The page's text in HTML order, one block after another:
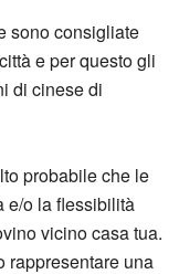
sono consigliate
e per questo gli
di cinese di
probabile che le
e/o la flessibilità
vicino casa tua.
rappresentare una